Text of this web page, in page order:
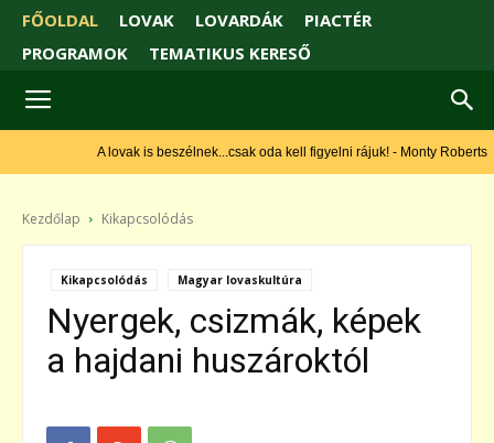
FŐOLDAL LOVAK LOVARDÁK
PIACTÉR
PROGRAMOK
TEMATIKUS KERESŐ
A lovak is beszélnek...csak oda kell figyelni rájuk! - Monty Roberts
Kezdőlap Kikapcsolódás
Kikapcsolódás Magyar lovaskultúra
Nyergek, csizmák, képek
a hajdani huszároktól